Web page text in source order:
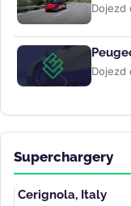
Dojezd
Dojezd
Superchargery
Cerignola, Italy